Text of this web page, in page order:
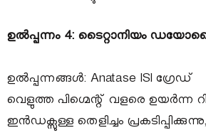
ഉൽപ്പന്നം 4: ടൈറ്റാനിയം
ഉൽപ്പന്നങ്ങൾ: Anatase ISI ഗ്രേഡ്
വെളുത്ത പിഗ്മെന്റ് വളരെ ഉയർന്ന
ഇൻഡക്സുള്ള തെളിച്ചം